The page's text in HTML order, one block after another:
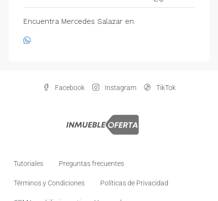
Encuentra Mercedes Salazar en:
Facebook Instagram TikTok
Tutoriales Preguntas frecuentes
Términos y Condiciones Políticas de Privacidad